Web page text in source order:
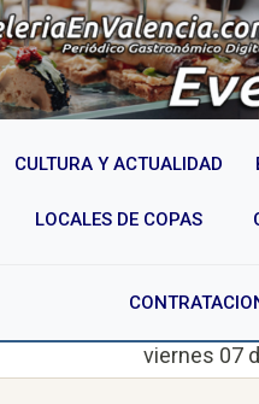
CULTURA Y ACTUALIDAD
LOCALES DE COPAS
viernes 07